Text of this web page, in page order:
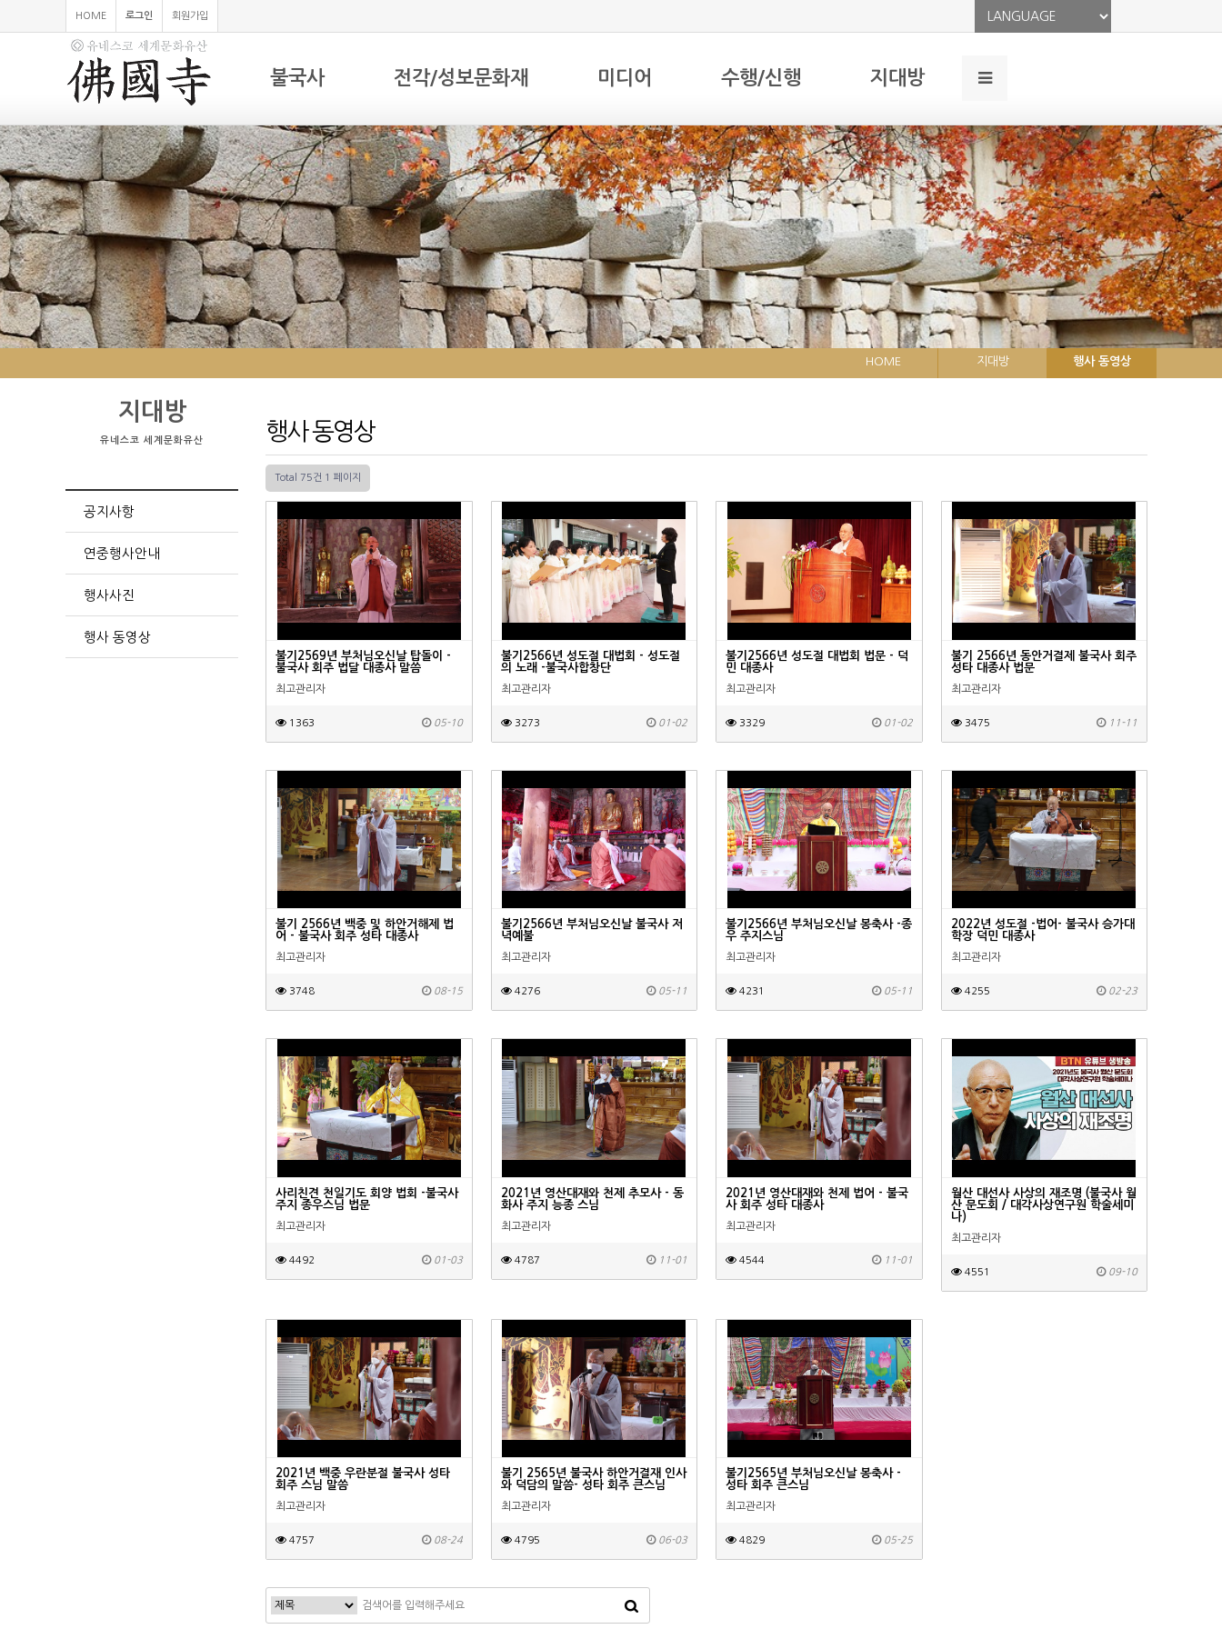
HOME 로그인 회원가입
불국사 전각/성보문화재 미디어 수행/신행 지대방
하위분류
행사 동영상
지대방
HOME
지대방
유네스코 세계문화유산
공지사항
연중행사안내
행사사진
행사 동영상
행사 동영상
Total 75건 1 페이지
불기2569년 부처님오신날 탑돌이 -
불국사 회주 법달 대종사 말씀
최고관리자
1363 05-10
불기2566년 성도절 대법회 - 성도절
의 노래 -불국사합창단
최고관리자
3273 01-02
불기2566년 성도절 대법회 법문 - 덕
민 대종사
최고관리자
3329 01-02
불기 2566년 동안거결제 불국사 회주
성타 대종사 법문
최고관리자
3475 11-11
불기 2566년 백중 및 하안거해제 법
어 - 불국사 회주 성타 대종사
최고관리자
3748 08-15
불기2566년 부처님오신날 불국사 저
녁예불
최고관리자
4276 05-11
불기2566년 부처님오신날 봉축사 -종
우 주지스님
최고관리자
4231 05-11
2022년 성도절 -법어- 불국사 승가대
학장 덕민 대종사
최고관리자
4255 02-23
사리친견 천일기도 회양 법회 -불국사
주지 종우스님 법문
최고관리자
4492 01-03
2021년 영산대재와 천제 추모사 - 동
화사 주지 능종 스님
최고관리자
4787 11-01
2021년 영산대재와 천제 법어 - 불국
사 회주 성타 대종사
최고관리자
4544 11-01
월산 대선사 사상의 재조명 (불국사 월
산 문도회 / 대각사상연구원 학술세미
나)
최고관리자
4551 09-10
2021년 백중 우란분절 불국사 성타
회주 스님 말씀
최고관리자
4757 08-24
불기 2565년 불국사 하안거결재 인사
와 덕담의 말씀- 성타 회주 큰스님
최고관리자
4795 06-03
불기2565년 부처님오신날 봉축사 -
성타 회주 큰스님
최고관리자
4829 05-25